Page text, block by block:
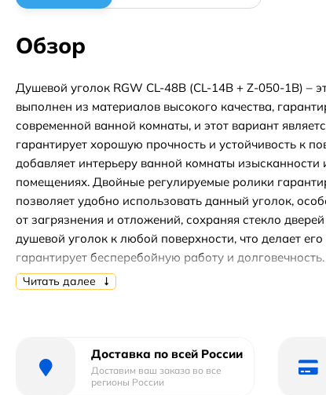
Обзор
Душевой уголок RGW CL-48B (CL-14B + Z-050-1B) –
выполнен из материалов высокого качества,
современной ванной комнаты, и этот вариант
гарантирует хорошую прочность и устойчивость к
добавляет интерьеру ванной комнаты изысканности
помещениях. Двойные регулируемые ролики
позволяет удобно использовать данный уголок,
от загрязнения и отложений, сохраняя стекло
душевой уголок к любой поверхности, что делает
гарантирует бесперебойную работу и
интерьере, добавляя привлекательности и
Читать далее
Доставка по всей России
Доставим ваш заказа во все
регионы России